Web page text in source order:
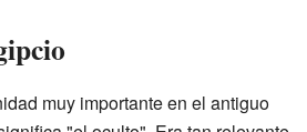
muy importante en el antiguo